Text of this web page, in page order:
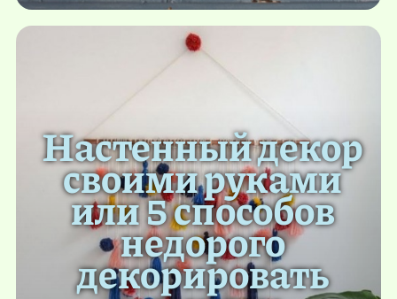
Настенный декор
своими руками
или 5 способов
недорого
декорировать